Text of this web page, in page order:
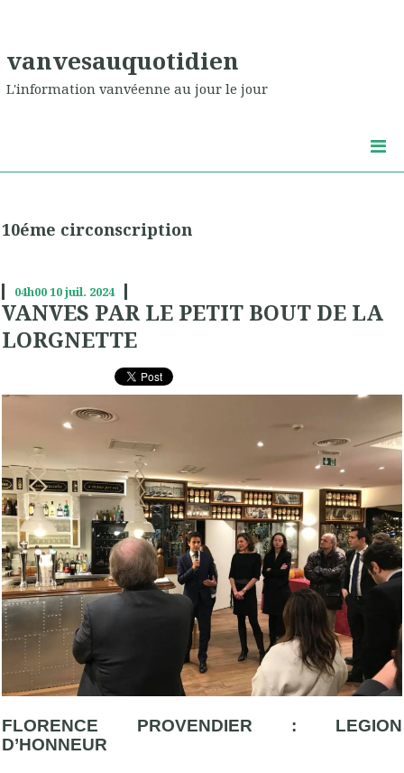
vanvesauquotidien
L'information vanvéenne au jour le jour
10éme circonscription
04h0010juil. 2024
VANVES PAR LE PETIT BOUT DE LA
LORGNETTE
FLORENCE PROVENDIER : LEGION
D’HONNEUR